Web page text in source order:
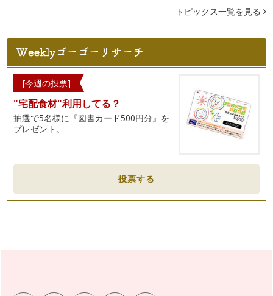
トピックス一覧を見る
[今週の投票]
"宅配食材"利用してる？
抽選で5名様に『図書カード500円分』を
プレゼント。
投票する